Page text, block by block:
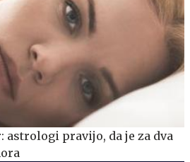
astrologi pravijo, da je za dva